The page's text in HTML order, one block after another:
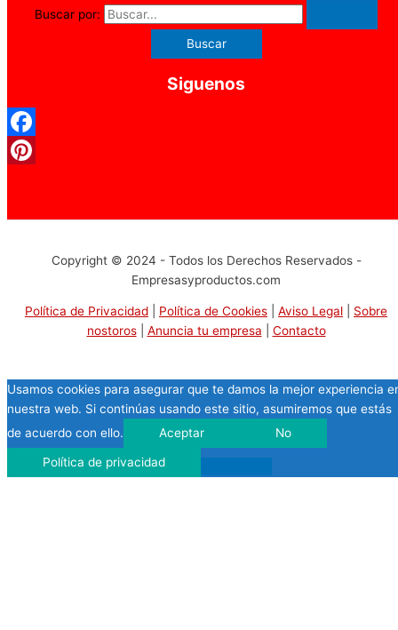
Buscar por:
Siguenos
Copyright © 2024 - Todos los Derechos Reservados -
Empresasyproductos.com
Política de Privacidad Política de Cookies Aviso Legal
Sobre
nostoros| Anuncia tu empresa Contacto
Usamos cookies para asegurar que te damos la mejor experiencia
nuestra web. Si continúas usando este sitio, asumiremos que estás
de acuerdo con ello.
Aceptar No
Política de privacidad